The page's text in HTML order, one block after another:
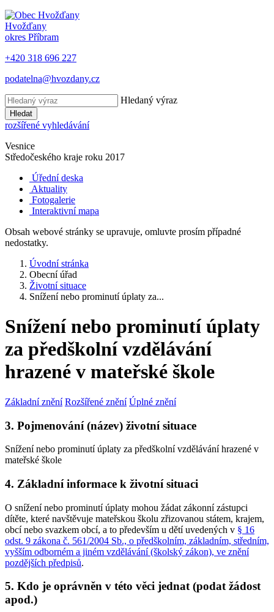
Hvožďany
okres Příbram
+420 318 696 227
podatelna@hvozdany.cz
Hledaný výraz
Hledat
rozšířené vyhledávání
Vesnice
Středočeského kraje roku 2017
Úřední deska
Aktuality
Fotogalerie
Interaktivní mapa
Obsah webové stránky se upravuje, omluvte prosím případné
nedostatky.
Úvodní stránka
Obecní úřad
Životní situace
Snížení nebo prominutí úplaty za...
Snížení nebo prominutí úplaty
za předškolní vzdělávání
hrazené v mateřské škole
Základní znění Rozšířené znění Úplné znění
3. Pojmenování (název) životní situace
Snížení nebo prominutí úplaty za předškolní vzdělávání hrazené v
mateřské škole
4. Základní informace k životní situaci
O snížení nebo prominutí úplaty mohou žádat zákonní zástupci
dítěte, které navštěvuje mateřskou školu zřizovanou státem, krajem,
obcí nebo svazkem obcí, a to především u dětí uvedených v § 16
odst. 9 zákona č. 561/2004 Sb., o předškolním, základním, středním,
vyšším odborném a jiném vzdělávání (školský zákon), ve znění
pozdějších předpisů.
5. Kdo je oprávněn v této věci jednat (podat žádost
apod.)